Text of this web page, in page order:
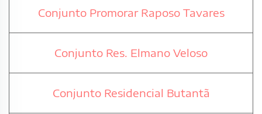
Conjunto Promorar Raposo Tavares
Conjunto Res. Elmano Veloso
Conjunto Residencial Butantã